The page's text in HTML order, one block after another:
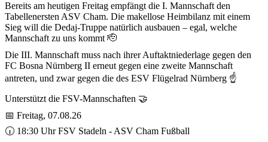
Bereits am heutigen Freitag empfängt die I. Mannschaft den
Tabellenersten ASV Cham. Die makellose Heimbilanz mit einem
Sieg will die Dedaj-Truppe natürlich ausbauen – egal, welche
Mannschaft zu uns kommt 🫡
Die III. Mannschaft muss nach ihrer Auftaktniederlage gegen den
FC Bosna Nürnberg II erneut gegen eine zweite Mannschaft
antreten, und zwar gegen die des ESV Flügelrad Nürnberg ☝️
Unterstützt die FSV-Mannschaften 🤝
📅 Freitag, 07.08.26
🕡 18:30 Uhr FSV Stadeln - ASV Cham Fußball